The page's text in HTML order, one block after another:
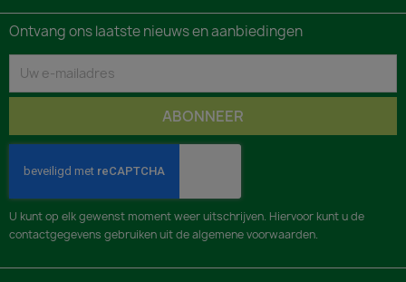
Ontvang ons laatste nieuws en aanbiedingen
U kunt op elk gewenst moment weer uitschrijven. Hiervoor kunt u de
contactgegevens gebruiken uit de algemene voorwaarden.